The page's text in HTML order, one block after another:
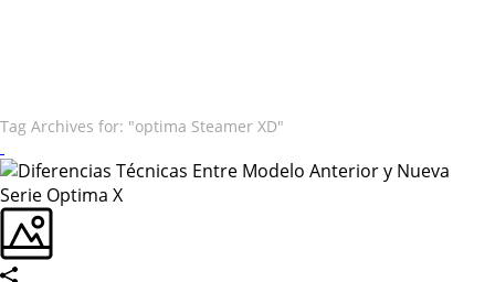
Tag Archives for: "optima Steamer XD"